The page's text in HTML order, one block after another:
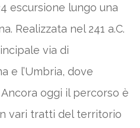
escursione lungo una
Realizzata nel 241 a.C.
via di
e l’Umbria, dove
oggi il percorso è
vari tratti del territorio